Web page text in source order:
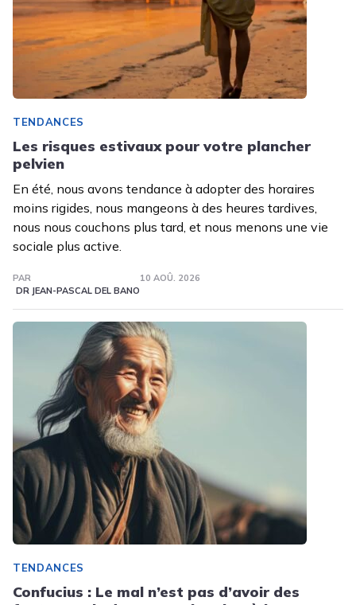
TENDANCES
Les risques estivaux pour votre plancher
pelvien
En été, nous avons tendance à adopter des horaires
moins rigides, nous mangeons à des heures tardives,
nous nous couchons plus tard, et nous menons une vie
sociale plus active.
PAR
DR JEAN-PASCAL DEL BANO
10 AOÛ. 2026
TENDANCES
Confucius : Le mal n’est pas d’avoir des